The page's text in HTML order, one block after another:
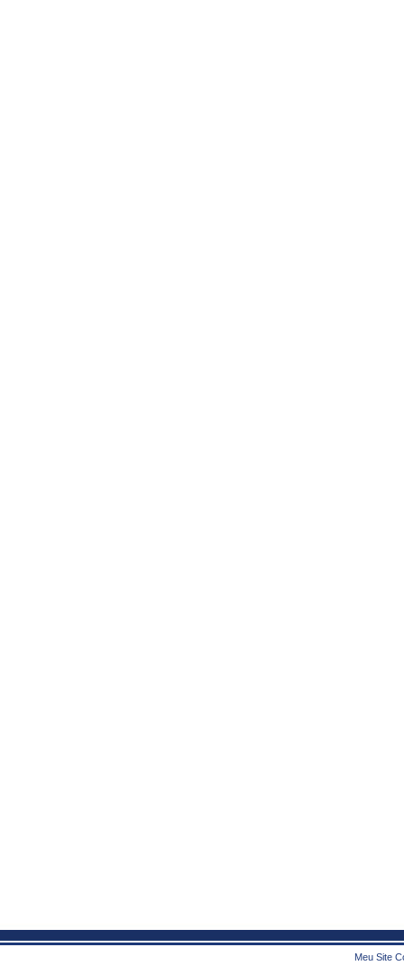
Meu Site